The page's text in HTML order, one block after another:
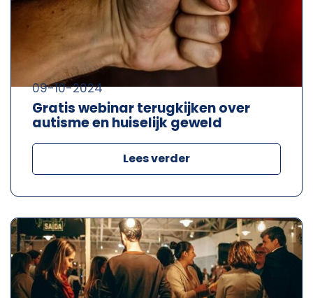
Gratis webinar terugkijken over
autisme en huiselijk geweld
09-10-2024
Lees verder